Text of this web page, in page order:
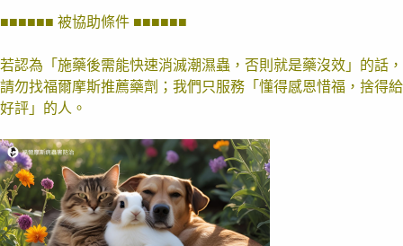
■■■■■■ 被協助條件 ■■■■■■
若認為「施藥後需能快速消滅潮濕蟲，否則就是藥沒效」的話，
請勿找福爾摩斯推薦藥劑；我們只服務「懂得感恩惜福，捨得給
好評」的人。